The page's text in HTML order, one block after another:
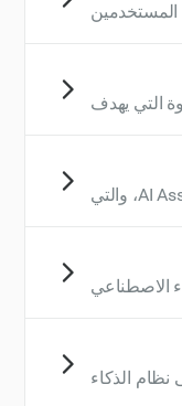
الذكاء
الإنتاجية
التي يهدف
الصلة أو
استجابة غير لفظية مقدمة من AI Assistant، والتي
الاستجابة
مما
الاصطناعي
للوكلاء
من الإجابة
نظام الذكاء